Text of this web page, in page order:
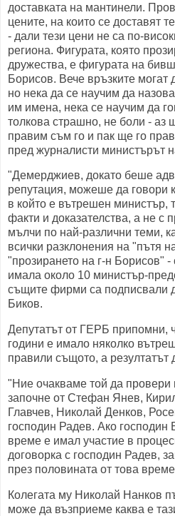
доставката на мантинели.
цените, на които се доставят
- дали тези цени не са по-
региона. Фигурата, която
дружества, е фигурата на
Борисов. Вече връзките могат
но нека да се научим да
им имена, нека се научим да
толкова страшно, не боли - аз
правим съм го и пак ще го
пред журналисти министърът
"Демерджиев, докато беше
репутация, можеше да говори
в който е вътрешен министър,
факти и доказателства, а не с
мълчи по най-различни теми,
всички разклонения на "пътя
"прозирането на г-н Борисов"
имала около 10 министър-
същите фирми са подписвали
Биков.
Депутатът от ГЕРБ припомни,
години е имало няколко
правили същото, а резултатът
"Ние очакваме той да провери
започне от Стефан Янев,
Главчев, Николай Денков,
господин Радев. Ако господин
време е имал участие в
договорка с господин Радев,
през половината от това
Колегата му Николай Нанков
може да възприеме каква е